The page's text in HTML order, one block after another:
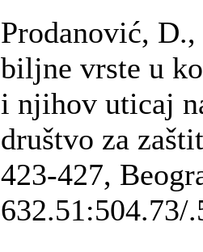
Prodanović,
biljne vrste u
i njihov uticaj
društvo za
423-427,
632.51:504.73/